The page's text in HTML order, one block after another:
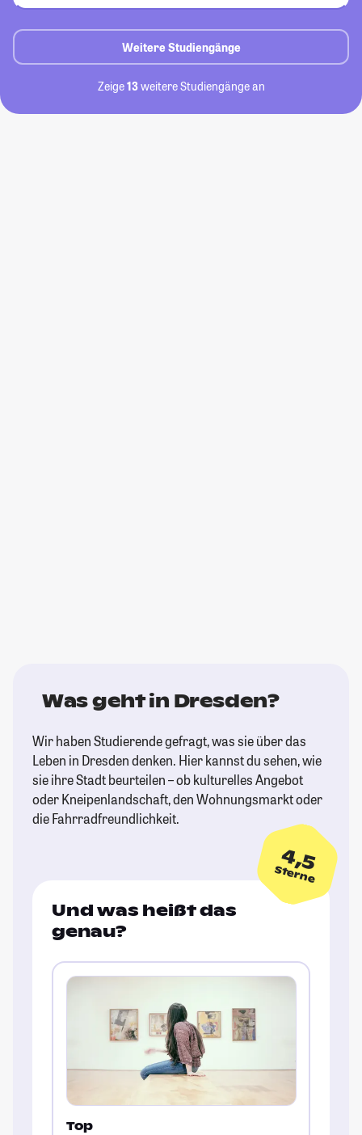
Weitere Studiengänge
Zeige13weitere Studiengänge an
Was geht in Dresden?
Wir haben Studierende gefragt, was sie über das
Leben in Dresden denken. Hier kannst du sehen, wie
sie ihre Stadt beurteilen – ob kulturelles Angebot
oder Kneipenlandschaft, den Wohnungsmarkt oder
die Fahrradfreundlichkeit.
4,5
Sterne
Und was heißt das
genau?
Top